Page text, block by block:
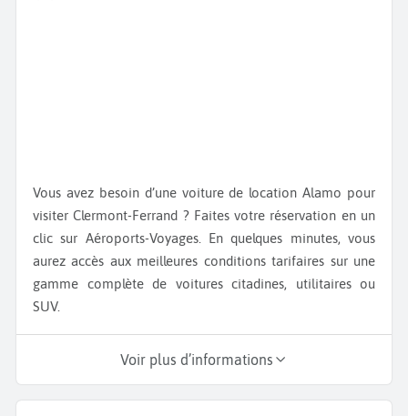
Vous avez besoin d’une voiture de location Alamo pour
visiter Clermont-Ferrand ? Faites votre réservation en un
clic sur Aéroports-Voyages. En quelques minutes, vous
aurez accès aux meilleures conditions tarifaires sur une
gamme complète de voitures citadines, utilitaires ou
SUV.
Voir plus d’informations